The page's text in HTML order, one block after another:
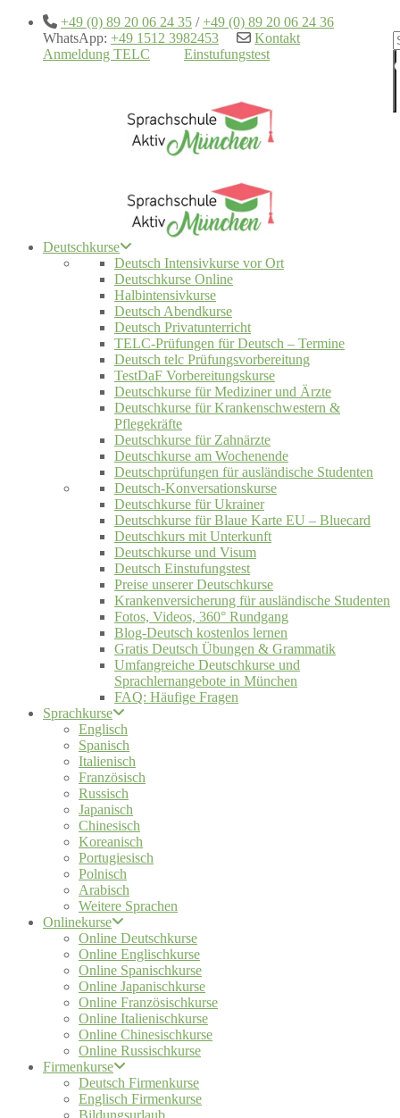
+49 (0) 89 20 06 24 35 /+49 (0) 89 20 06 24 36
WhatsApp: +49 1512 3982453
Kontakt
Anmeldung TELC
Einstufungstest
Deutschkurse
Deutsch Intensivkurse vor Ort
Deutschkurse Online
Halbintensivkurse
Deutsch Abendkurse
Deutsch Privatunterricht
TELC-Prüfungen für Deutsch – Termine
Deutsch telc Prüfungsvorbereitung
TestDaF Vorbereitungskurse
Deutschkurse für Mediziner und Ärzte
Deutschkurse für Krankenschwestern &
Pflegekräfte
Deutschkurse für Zahnärzte
Deutschkurse am Wochenende
Deutschprüfungen für ausländische Studenten
Deutsch-Konversationskurse
Deutschkurse für Ukrainer
Deutschkurse für Blaue Karte EU – Bluecard
Deutschkurs mit Unterkunft
Deutschkurse und Visum
Deutsch Einstufungstest
Preise unserer Deutschkurse
Krankenversicherung für ausländische Studenten
Fotos, Videos, 360° Rundgang
Blog-Deutsch kostenlos lernen
Gratis Deutsch Übungen & Grammatik
Umfangreiche Deutschkurse und
Sprachlernangebote in München
FAQ: Häufige Fragen
Sprachkurse
Englisch
Spanisch
Italienisch
Französisch
Russisch
Japanisch
Chinesisch
Koreanisch
Portugiesisch
Polnisch
Arabisch
Weitere Sprachen
Onlinekurse
Online Deutschkurse
Online Englischkurse
Online Spanischkurse
Online Japanischkurse
Online Französischkurse
Online Italienischkurse
Online Chinesischkurse
Online Russischkurse
Firmenkurse
Deutsch Firmenkurse
Englisch Firmenkurse
Bildungsurlaub